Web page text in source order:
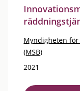
Myndigheten
(MSB)
2021